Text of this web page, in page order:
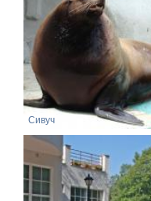
Сивуч